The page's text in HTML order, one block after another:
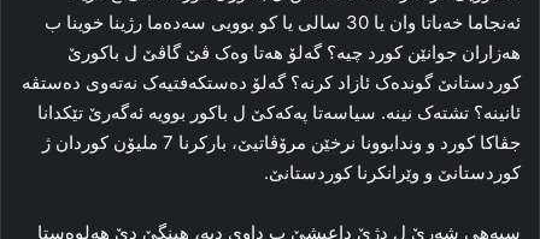
ئه‌نجاما خه‌باتا وان یا 30 سالی یا کو بوویی سه‌ده‌ما رژینا خوینا ب
هه‌زاران جوانێن کورد چیه‌؟ گه‌لۆ هه‌تا وه‌ک ڤێ گاڤێ ل باکورێ
کوردستانێ گونده‌ک ئازاد کرنه‌؟ گه‌لۆ ده‌ستکه‌فتیه‌ک نه‌ته‌وی ده‌ستڤه‌
ئانینه‌؟ تشته‌ک نینە. سیاسه‌تا پەكەكێ ل باکور بوویه‌ ئەگەرێ تێكدانا
جڤاکا کورد و وندابوونا نرخێن مرۆڤاتیێ، بارکرنا 7 ملیۆن کوردان ژ
کوردستانێ و وێرانکرنا کوردستانێ.
سبه‌هی شه‌رێ ل دژێ داعیشێ ب داوی دبە، ھینگێ دێ هه‌لوه‌ستا